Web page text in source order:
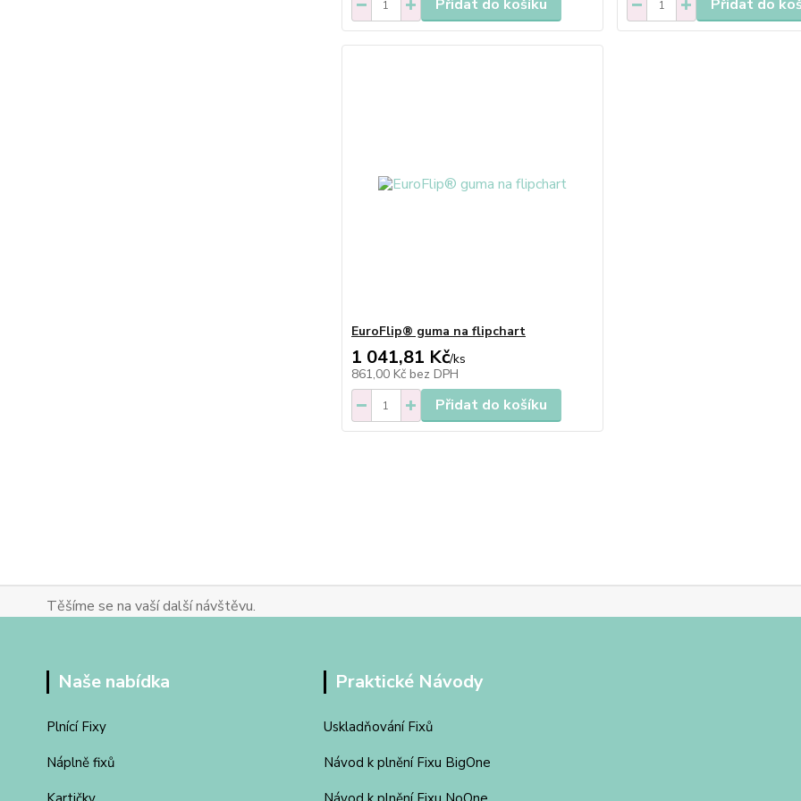
Přidat do košíku Přidat do
EuroFlip® guma na flipchart
1 041,81 Kč/ks
861,00 Kč bez DPH
Přidat do košíku
Těšíme se na vaší další návštěvu.
Naše nabídka
Plnící Fixy
Náplně fixů
Praktické Návody
Uskladňování Fixů
Návod k plnění Fixu BigOne